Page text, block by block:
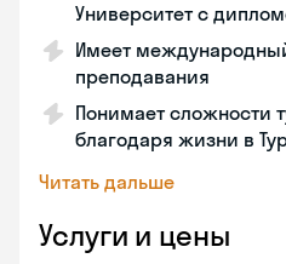
Университет с
Имеет международный
преподавания
Понимает сложности
благодаря жизни в
Читать дальше
Услуги и цены